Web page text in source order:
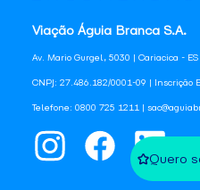
Quero
Viação Águia Branca S.A.
Av. Mario Gurgel, 5030 | Cariacica -
CNPJ: 27.486.182/0001-09 | Inscrição
Telefone: 0800 725 1211 |